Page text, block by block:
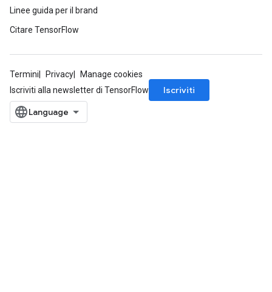
Linee guida per il brand
Citare TensorFlow
Termini Privacy
Manage cookies
Iscriviti alla newsletter di TensorFlow
Iscriviti